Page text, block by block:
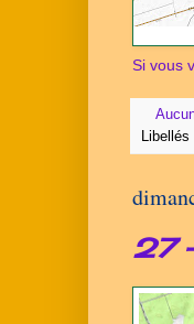
Si vous
Libellés
27